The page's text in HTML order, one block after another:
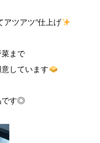
アツアツ”仕上げ
まで
しています
です◎